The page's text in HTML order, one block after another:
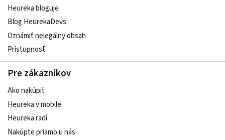
Heureka bloguje
Blog HeurekaDevs
Oznámiť nelegálny obsah
Prístupnosť
Pre zákazníkov
Ako nakúpiť
Heureka v mobile
Heureka radí
Nakúpte priamo u nás